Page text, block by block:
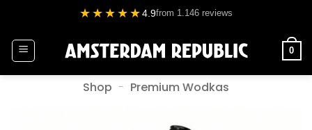
springen
★★★★★4.9from 1.146 reviews
0
Shop - Premium Wodkas